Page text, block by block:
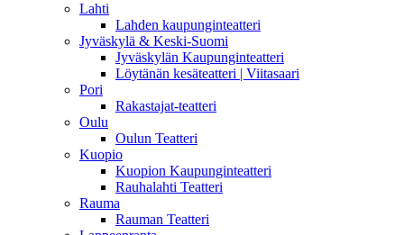
Lahti
Lahden kaupunginteatteri
Jyväskylä & Keski-Suomi
Jyväskylän Kaupunginteatteri
Löytänän kesäteatteri | Viitasaari
Pori
Rakastajat-teatteri
Oulu
Oulun Teatteri
Kuopio
Kuopion Kaupunginteatteri
Rauhalahti Teatteri
Rauma
Rauman Teatteri